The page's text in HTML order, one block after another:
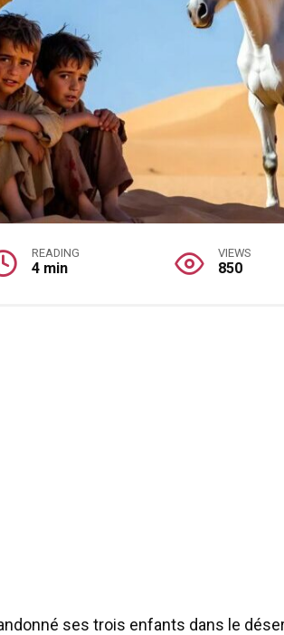
READING
4 min
VIEWS
850
ses trois enfants dans le